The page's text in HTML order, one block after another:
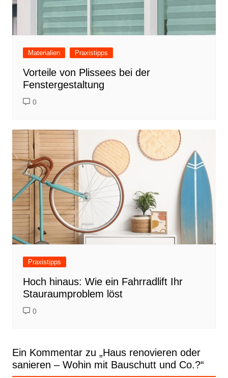
Materialien Praxistipps
Vorteile von Plissees bei der
Fenstergestaltung
0
Praxistipps
Hoch hinaus: Wie ein Fahrradlift Ihr
Stauraumproblem löst
0
Ein Kommentar zu „Haus renovieren oder
sanieren – Wohin mit Bauschutt und Co.?“